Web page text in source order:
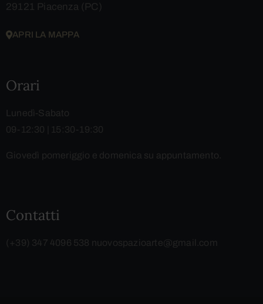
29121 Piacenza (PC)
APRI LA MAPPA
Orari
Lunedì-Sabato
09-12:30 | 15:30-19:30
Giovedì pomeriggio e domenica su appuntamento.
Contatti
(+39) 347 4096 538 nuovospazioarte@gmail.com